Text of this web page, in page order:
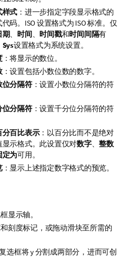
样式 ：进一步指定字段显示格式的
码。 ISO设置格式为 ISO 标准。仅
期、 时间、 时间戳和时间间隔有
Sys设置格式为系统设置。
：将显示的数位。
：设置包括小数位数的数字。
位分隔符：设置小数位分隔符的符
位分隔符：设置千分位分隔符的符
分百比表示：以百分比而不是绝对
显示格式。此设置仅对数字、整数
定为可用。
：显示上述指定数字格式的预览。
显示轴。
刻度标记，或拖动滑块至所需的
选框将 y 分割成两部分，进而可创